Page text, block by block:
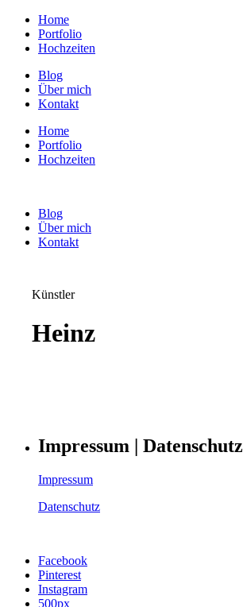
Home
Portfolio
Hochzeiten
Blog
Über mich
Kontakt
Home
Portfolio
Hochzeiten
Blog
Über mich
Kontakt
Künstler
Heinz
Impressum | Datenschutz
Impressum
Datenschutz
Facebook
Pinterest
Instagram
500px